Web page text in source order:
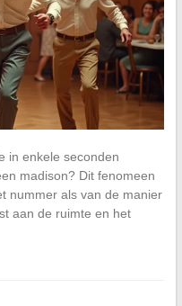
in enkele seconden
madison? Dit fenomeen
nummer als van de manier
aan de ruimte en het